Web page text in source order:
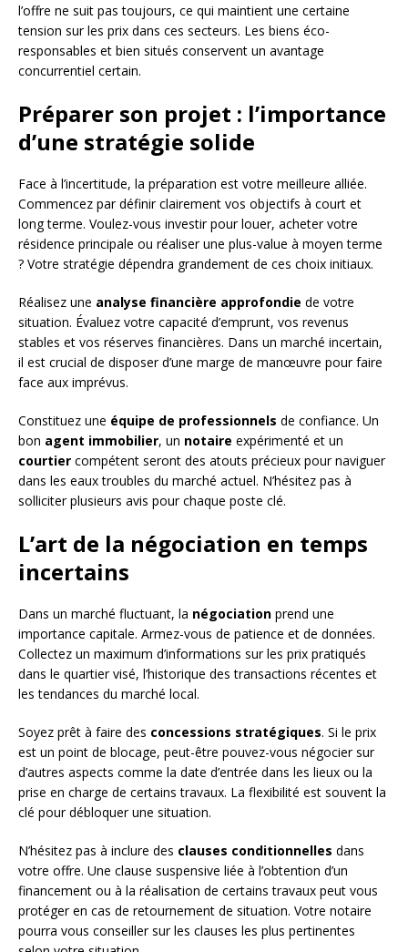
l’offre ne suit pas toujours, ce qui maintient une certaine
tension sur les prix dans ces secteurs. Les biens éco-
responsables et bien situés conservent un avantage
concurrentiel certain.
Préparer son projet : l’importance
d’une stratégie solide
Face à l’incertitude, la préparation est votre meilleure alliée.
Commencez par définir clairement vos objectifs à court et
long terme. Voulez-vous investir pour louer, acheter votre
résidence principale ou réaliser une plus-value à moyen terme
? Votre stratégie dépendra grandement de ces choix initiaux.
Réalisez une analyse financière approfondie de votre
situation. Évaluez votre capacité d’emprunt, vos revenus
stables et vos réserves financières. Dans un marché incertain,
il est crucial de disposer d’une marge de manœuvre pour faire
face aux imprévus.
Constituez une équipe de professionnels de confiance. Un
bon agent immobilier, un notaire expérimenté et un
courtier compétent seront des atouts précieux pour naviguer
dans les eaux troubles du marché actuel. N’hésitez pas à
solliciter plusieurs avis pour chaque poste clé.
L’art de la négociation en temps
incertains
Dans un marché fluctuant, la négociation prend une
importance capitale. Armez-vous de patience et de données.
Collectez un maximum d’informations sur les prix pratiqués
dans le quartier visé, l’historique des transactions récentes et
les tendances du marché local.
Soyez prêt à faire des concessions stratégiques. Si le prix
est un point de blocage, peut-être pouvez-vous négocier sur
d’autres aspects comme la date d’entrée dans les lieux ou la
prise en charge de certains travaux. La flexibilité est souvent la
clé pour débloquer une situation.
N’hésitez pas à inclure des clauses conditionnelles dans
votre offre. Une clause suspensive liée à l’obtention d’un
financement ou à la réalisation de certains travaux peut vous
protéger en cas de retournement de situation. Votre notaire
pourra vous conseiller sur les clauses les plus pertinentes